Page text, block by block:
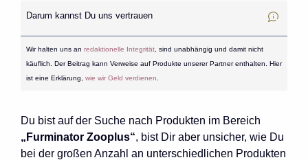
Darum kannst Du uns vertrauen
Wir halten uns an redaktionelle Integrität, sind unabhängig und damit nicht
käuflich. Der Beitrag kann Verweise auf Produkte unserer Partner enthalten. Hier
ist eine Erklärung, wie wir Geld verdienen
Du bist auf der Suche nach Produkten im Bereich
„Furminator Zooplus“, bist Dir aber unsicher, wie Du
bei der großen Anzahl an unterschiedlichen Produkten